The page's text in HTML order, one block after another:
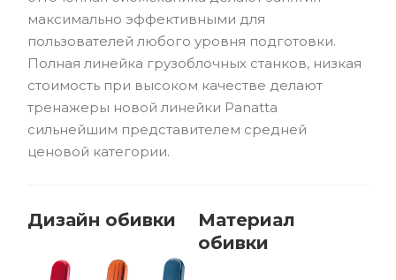
максимально эффективными для
пользователей любого уровня подготовки.
Полная линейка грузоблочных станков, низкая
стоимость при высоком качестве делают
тренажеры новой линейки Panatta
сильнейшим представителем средней
ценовой категории.
Дизайн обивки
Материал
обивки